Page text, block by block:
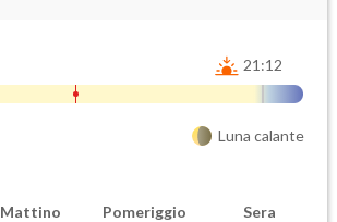
21:12
Luna calante
Mattino Pomeriggio Sera